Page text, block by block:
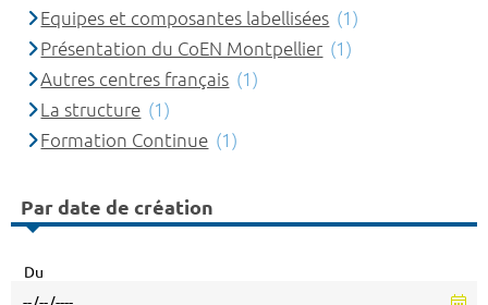
Equipes et composantes labellisées (1)
Présentation du CoEN Montpellier (1)
Autres centres français (1)
La structure (1)
Formation Continue (1)
Par date de création
Du